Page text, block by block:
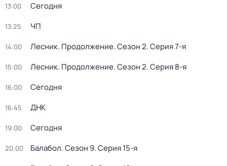
13:00 Сегодня
13:25 ЧП
14:00 Лесник. Продолжение. Сезон 2. Серия 7-я
15:00 Лесник. Продолжение. Сезон 2. Серия 8-я
16:00 Сегодня
16:45 ДНК
19:00 Сегодня
20:00 Балабол. Сезон 9. Серия 15-я